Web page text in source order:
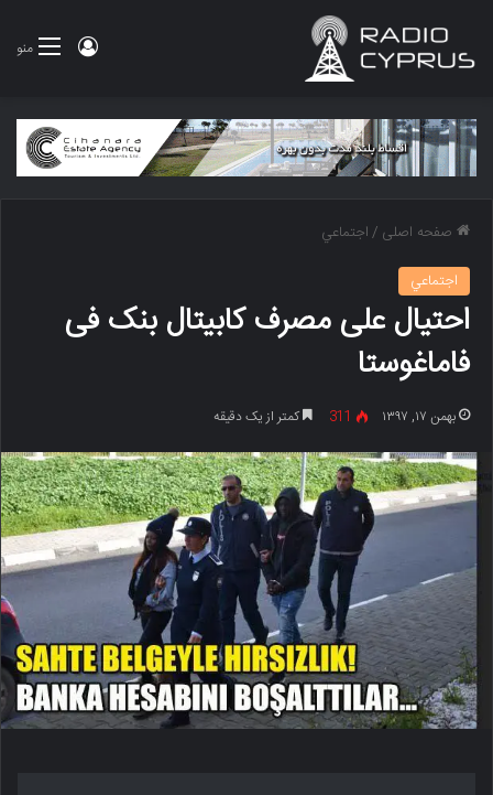
منو ورود
صفحه اصلی /اجتماعي
اجتماعي
احتیال على مصرف کابیتال بنک فی
فاماغوستا
بهمن ۱۷, ۱۳۹۷ 311 کمتر از یک دقیقه